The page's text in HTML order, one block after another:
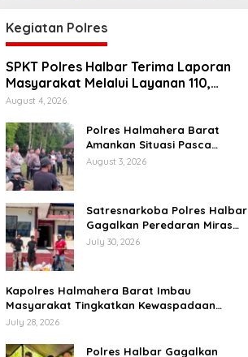
Kegiatan Polres
SPKT Polres Halbar Terima Laporan
Masyarakat Melalui Layanan 110,
Wujud Pelayanan Presisi 24 Jam
August 4, 2026
Polres Halmahera Barat
Amankan Situasi Pasca
Tarkam Di Tiga Desa, Mediasi
August 3, 2026
Satresnarkoba Polres Halbar
Gagalkan Peredaran Miras
Cap Tikus, Sita Ratusan
July 30, 2026
Kapolres Halmahera Barat Imbau
Masyarakat Tingkatkan Kewaspadaan
Cegah Kebakaran
July 28, 2026
Polres Halbar Gagalkan